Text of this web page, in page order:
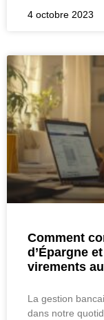
4 octobre 2023
Comment
d’Épargne
virements
La gestion
dans notre